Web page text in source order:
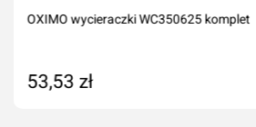
OXIMO wycieraczki WC350625 komplet
53,53 zł